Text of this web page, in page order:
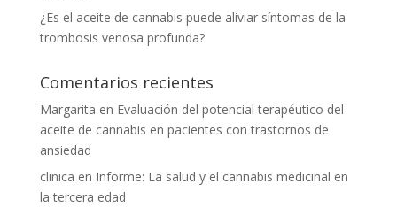
¿Es el aceite de cannabis puede aliviar síntomas de la
trombosis venosa profunda?
Comentarios recientes
Margarita en Evaluación del potencial terapéutico del
aceite de cannabis en pacientes con trastornos de
ansiedad
clinica en Informe: La salud y el cannabis medicinal en
la tercera edad